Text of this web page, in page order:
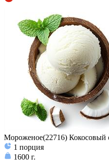
Мороженое(22716) Кокосовый
1 порция
1600 г.